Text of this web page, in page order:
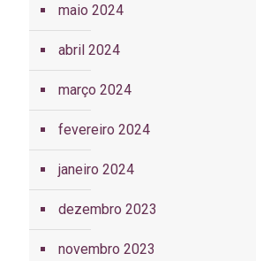
maio 2024
abril 2024
março 2024
fevereiro 2024
janeiro 2024
dezembro 2023
novembro 2023